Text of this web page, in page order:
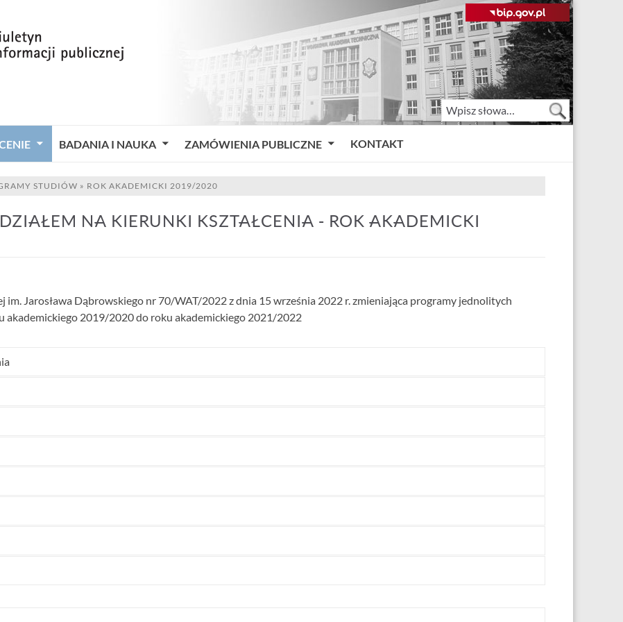
BADANIA I NAUKA ZAMÓWIENIA PUBLICZNE KONTAKT
STUDIÓW » ROK AKADEMICKI 2019/2020
NA KIERUNKI KSZTAŁCENIA - ROK AKADEMICKI
im. Jarosława Dąbrowskiego nr 70/WAT/2022 z dnia 15 września 2022 r. zmieniająca programy jednolitych
akademickiego 2019/2020 do roku akademickiego 2021/2022